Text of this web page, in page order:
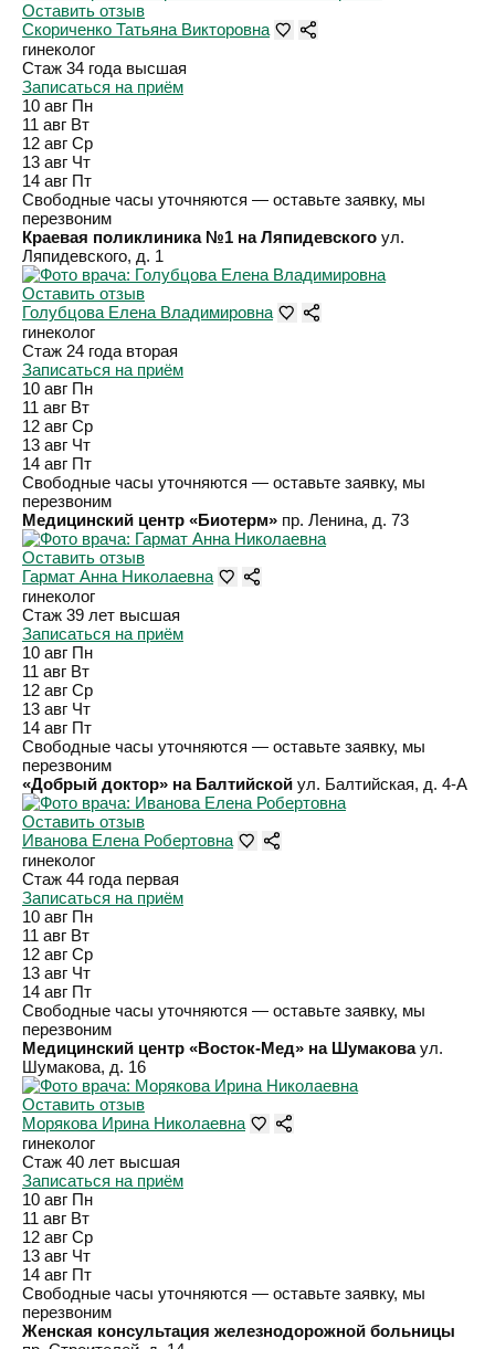
Оставить отзыв
Скориченко Татьяна Викторовна
гинеколог
Стаж 34 года высшая
Записаться на приём
10 авг Пн
11 авг Вт
12 авг Ср
13 авг Чт
14 авг Пт
Свободные часы уточняются — оставьте заявку, мы
перезвоним
Краевая поликлиника №1 на Ляпидевского ул.
Ляпидевского, д. 1
Оставить отзыв
Голубцова Елена Владимировна
гинеколог
Стаж 24 года вторая
Записаться на приём
10 авг Пн
11 авг Вт
12 авг Ср
13 авг Чт
14 авг Пт
Свободные часы уточняются — оставьте заявку, мы
перезвоним
Медицинский центр «Биотерм» пр. Ленина, д. 73
Оставить отзыв
Гармат Анна Николаевна
гинеколог
Стаж 39 лет высшая
Записаться на приём
10 авг Пн
11 авг Вт
12 авг Ср
13 авг Чт
14 авг Пт
Свободные часы уточняются — оставьте заявку, мы
перезвоним
«Добрый доктор» на Балтийской ул. Балтийская, д. 4-А
Оставить отзыв
Иванова Елена Робертовна
гинеколог
Стаж 44 года первая
Записаться на приём
10 авг Пн
11 авг Вт
12 авг Ср
13 авг Чт
14 авг Пт
Свободные часы уточняются — оставьте заявку, мы
перезвоним
Медицинский центр «Восток-Мед» на Шумакова ул.
Шумакова, д. 16
Оставить отзыв
Морякова Ирина Николаевна
гинеколог
Стаж 40 лет высшая
Записаться на приём
10 авг Пн
11 авг Вт
12 авг Ср
13 авг Чт
14 авг Пт
Свободные часы уточняются — оставьте заявку, мы
перезвоним
Женская консультация железнодорожной больницы